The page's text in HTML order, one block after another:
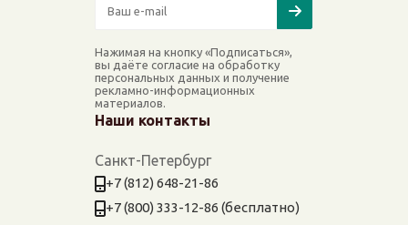
Нажимая на кнопку «Подписаться»,
вы даёте согласие на обработку
персональных данных и получение
рекламно-информационных
материалов.
Наши контакты
Санкт-Петербург
+7 (812) 648-21-86
+7 (800) 333-12-86 (бесплатно)